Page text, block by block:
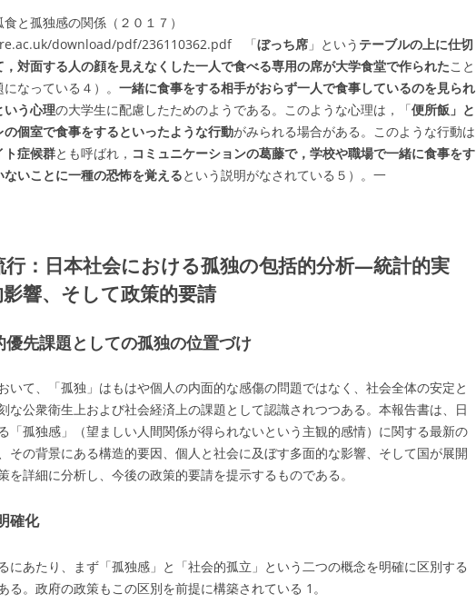
と孤独感の関係（２０１７）
download/pdf/236110362.pdf 「ぼっち席 」という テーブルの上に仕切
，対面する人の顔を見えなくした一人で食べる専用の席が大学食堂で作られたこと
なっている４）。 一緒に食事をする相手がおらず一人で食事しているのを見られ
いう心理の大学生に配慮したためのようである。このような心理は，「便所飯」と
の個室で食事をするといったような行動がみられる場合がある。このような行動は
ト症候群とも呼ばれ， コミュニケーションの葛藤で，学校や職場で一緒に食事をす
ないことに一種の恐怖を覚えるという説明がなされている５）。一
：日本社会における孤独の包括的分析—統計的実
響、そして政策的要請
優先課題としての孤独の位置づけ
いて、「孤独」はもはや個人の内面的な感傷の問題ではなく、社会全体の安定と
な公衆衛生上および社会経済上の課題として認識されつつある。本報告書は、日
「孤独感」（望ましい人間関係が得られないという主観的感情）に関する最新の
その背景にある構造的要因、個人と社会に及ぼす多面的な影響、そして国が展開
を詳細に分析し、今後の政策的要請を提示するものである。
確化
にあたり、まず「孤独感」と「社会的孤立」という二つの概念を明確に区別する
る。政府の政策もこの区別を前提に構築されている 1 。